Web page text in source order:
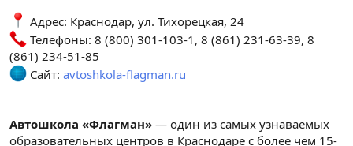
Адрес: Краснодар, ул. Тихорецкая, 24
Телефоны: 8 (800) 301-103-1, 8 (861) 231-63-39, 8
(861) 234-51-85
Сайт: avtoshkola-flagman.ru
Автошкола «Флагман» — один из самых узнаваемых
образовательных центров в Краснодаре с более чем 15-